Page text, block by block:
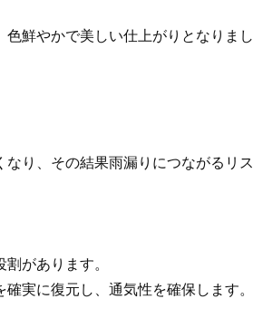
鮮やかで美しい仕上がりとなりまし
り、その結果雨漏りにつながるリス
があります。
実に復元し、通気性を確保します。